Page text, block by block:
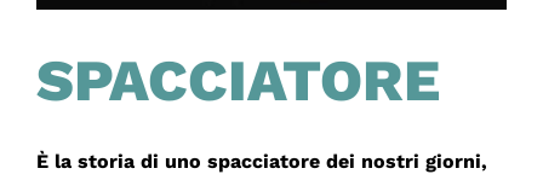
SPACCIATORE
È la storia di uno spacciatore dei nostri giorni,